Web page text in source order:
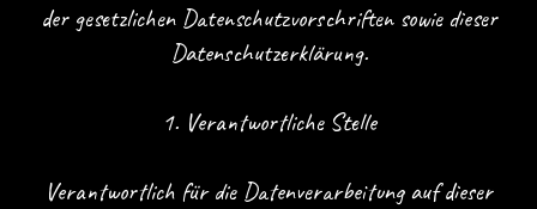
der gesetzlichen Datenschutzvorschriften sowie dieser
Datenschutzerklärung.
1. Verantwortliche Stelle
Verantwortlich für die Datenverarbeitung auf dieser